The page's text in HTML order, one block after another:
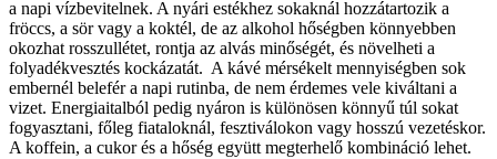
a napi vízbevitelnek. A nyári estékhez sokaknál hozzátartozik a
fröccs, a sör vagy a koktél, de az alkohol hőségben könnyebben
okozhat rosszullétet, rontja az alvás minőségét, és növelheti a
folyadékvesztés kockázatát. A kávé mérsékelt mennyiségben sok
embernél belefér a napi rutinba, de nem érdemes vele kiváltani a
vizet. Energiaitalból pedig nyáron is különösen könnyű túl sokat
fogyasztani, főleg fiataloknál, fesztiválokon vagy hosszú vezetéskor.
A koffein, a cukor és a hőség együtt megterhelő kombináció lehet.